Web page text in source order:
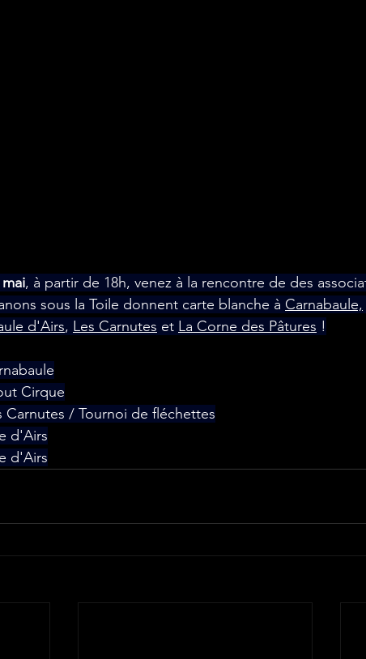
, à partir de 18h, venez à la rencontre de des
sous la Toile donnent carte blanche à Carnabaule,
d'Airs, Les Carnutes et La Corne des Pâtures !
Cirque
Carnutes / Tournoi de fléchettes
d'Airs
d'Airs